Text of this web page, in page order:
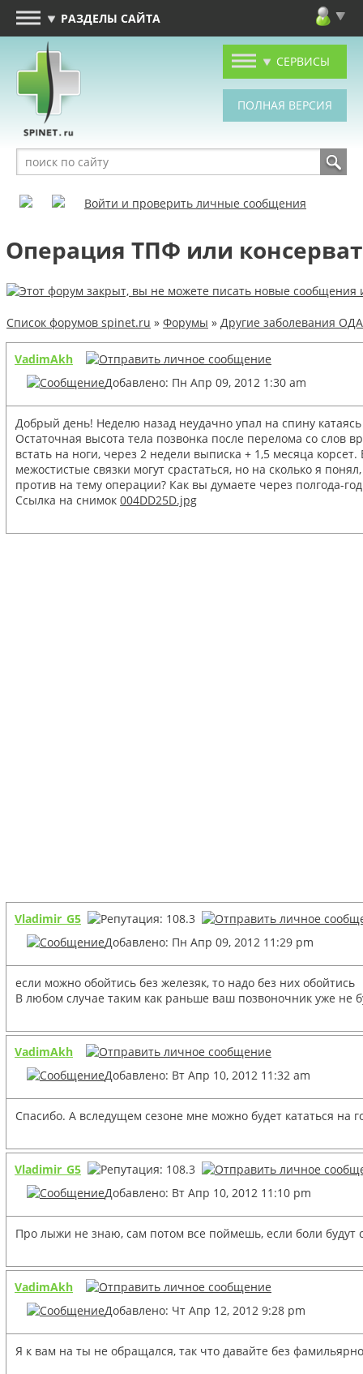
РАЗДЕЛЫ САЙТА
СЕРВИСЫ
Войти и проверить личные сообщения
Операция ТПФ или
Список форумов spinet.ru » Форумы » Другие заболевания ОДА
VadimAkh
Добавлено: Пн Апр 09, 2012 1:30 am
Добрый день! Неделю назад неудачно упал на спину
Остаточная высота тела позвонка после перелома со
встать на ноги, через 2 недели выписка + 1,5 месяца
межостистые связки могут срастаться, но на сколько я
против на тему операции? Как вы думаете через полгода-
Ссылка на снимок 004DD25D.jpg
Vladimir_G5
Добавлено: Пн Апр 09, 2012 11:29 pm
если можно обойтись без железяк, то надо без них обойтись
В любом случае таким как раньше ваш позвоночник уже не
VadimAkh
Добавлено: Вт Апр 10, 2012 11:32 am
Спасибо. А вследущем сезоне мне можно будет кататься на
Vladimir_G5
Добавлено: Вт Апр 10, 2012 11:10 pm
Про лыжи не знаю, сам потом все поймешь, если боли будут
VadimAkh
Добавлено: Чт Апр 12, 2012 9:28 pm
Я к вам на ты не обращался, так что давайте без